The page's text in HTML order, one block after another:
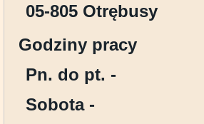
05-805 Otrębusy
Godziny pracy
Pn. do pt. -
Sobota -